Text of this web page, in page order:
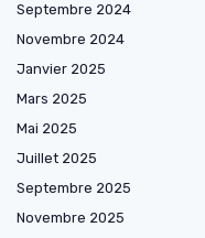
Septembre 2024
Novembre 2024
Janvier 2025
Mars 2025
Mai 2025
Juillet 2025
Septembre 2025
Novembre 2025